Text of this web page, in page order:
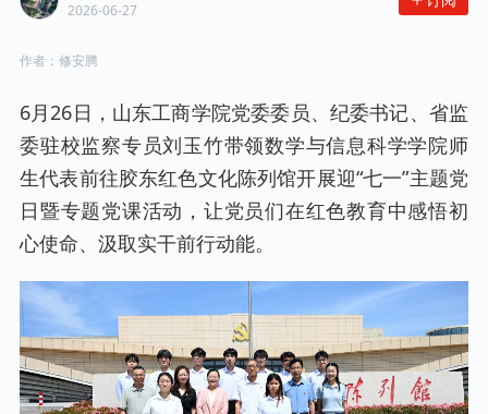
2026-06-27
作者： 修安腾
6月26日，山东工商学院党委委员、纪委书记、省监
委驻校监察专员刘玉竹带领数学与信息科学学院师
生代表前往胶东红色文化陈列馆开展迎“七一”主题党
日暨专题党课活动，让党员们在红色教育中感悟初
心使命、汲取实干前行动能。